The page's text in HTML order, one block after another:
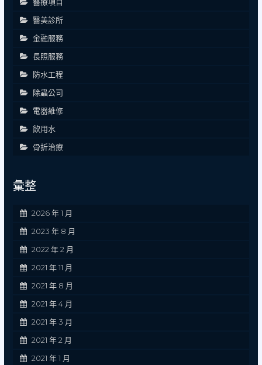
醫美診所
金融服務
長照服務
防水工程
除蟲公司
電器維修
飲用水
骨折治療
彙整
2026 年 1 月
2023 年 8 月
2022 年 2 月
2021 年 11 月
2021 年 8 月
2021 年 4 月
2021 年 3 月
2021 年 2 月
2021 年 1 月